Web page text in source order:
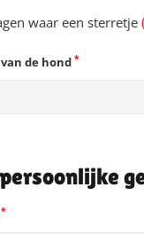
waar een sterretje
de hond *
*